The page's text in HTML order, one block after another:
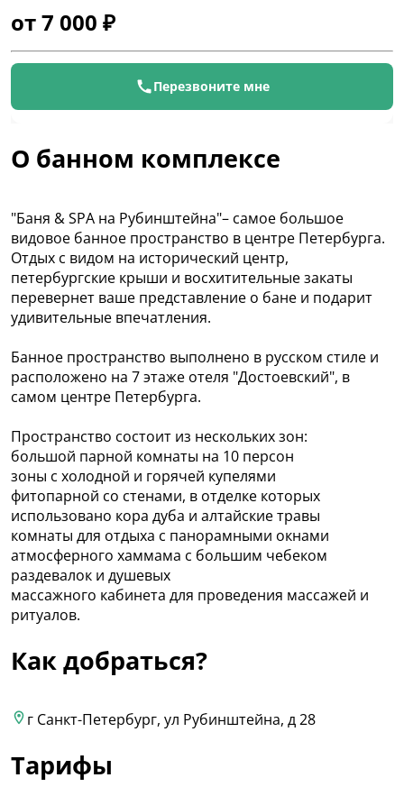
от7 000 ₽
Перезвоните мне
О банном комплексе
"Баня & SPA на Рубинштейна"– самое большое
видовое банное пространство в центре Петербурга.
Отдых с видом на исторический центр,
петербургские крыши и восхитительные закаты
перевернет ваше представление о бане и подарит
удивительные впечатления.
Банное пространство выполнено в русском стиле и
расположено на 7 этаже отеля "Достоевский", в
самом центре Петербурга.
Пространство состоит из нескольких зон:
большой парной комнаты на 10 персон
зоны с холодной и горячей купелями
фитопарной со стенами, в отделке которых
использовано кора дуба и алтайские травы
комнаты для отдыха с панорамными окнами
атмосферного хаммама с большим чебеком
раздевалок и душевых
массажного кабинета для проведения массажей и
ритуалов.
Как добраться?
г Санкт-Петербург, ул Рубинштейна, д 28
Тарифы